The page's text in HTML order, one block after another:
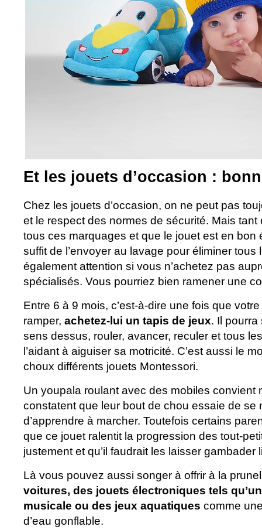
Et les jouets d’occasion :
Chez les jouets d’occasion, on ne peut pas
et le respect des normes de sécurité. Mais
tous ces marquages et que le jouet est en bon
suffit de l’envoyer au lavage pour éliminer
également attention si vous n’achetez pas
spécialisés. Vous pourriez bien ramener une
Entre 6 à 9 mois, c’est-à-dire une fois que
ramper, achetez-lui un tapis de jeux. Il
sens dessus, rouler, avancer, reculer et tous
l’aidant à aiguiser sa motricité. C’est aussi le
choux différents jouets Montessori.
Un youpala roulant avec des mobiles convient
constatent que leur bout de chou essaie de se
d’apprendre à marcher. Toutefois certains
que ce jouet ralentit la progression des tout-
justement et qu’il faudrait les laisser gambader
Là vous pouvez aussi songer à offrir à la
voitures, des jouets électroniques tels
musicale ou des jeux aquatiques comme
d’eau gonflable.